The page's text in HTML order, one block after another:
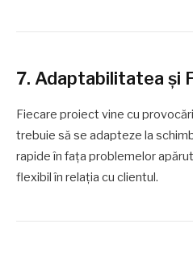
7. Adaptabilitatea și
Fiecare proiect vine cu
trebuie să se adapteze la
rapide în fața problemelor
flexibil în relația cu clientul.